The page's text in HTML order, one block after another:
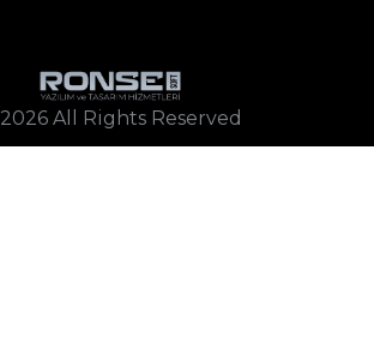
2026 All Rights Reserved